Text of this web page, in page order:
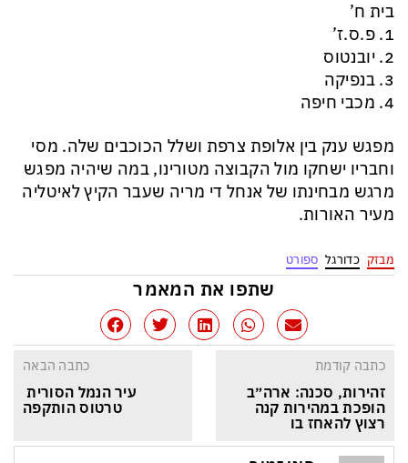
בית ח’
1. פ.ס.ז’
2. יובנטוס
3. בנפיקה
4. מכבי חיפה
מפגש ענק בין אלופת צרפת ושלל הכוכבים שלה. מסי
וחבריו ישחקו מול הקבוצה מטורינו, במה שיהיה מפגש
מרגש מבחינתו של אנחל די מריה שעבר הקיץ לאיטליה
מעיר האורות.
מבזק כדורגל ספורט
שתפו את המאמר
כתבה קודמת
זהירות, סכנה: ארה״ב
הופכת במהירות קנה
רצוץ להאחז בו
כתבה הבאה
עיר הנמל הסורית
טרטוס הותקפה